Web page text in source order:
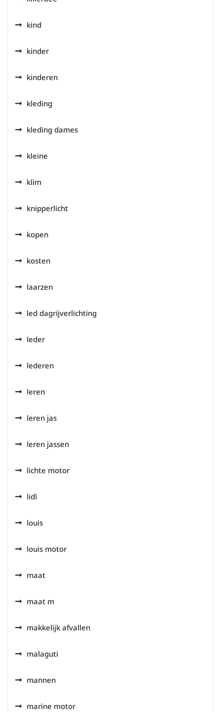
kind
kinder
kinderen
kleding
kleding dames
kleine
klim
knipperlicht
kopen
kosten
laarzen
led dagrijverlichting
leder
lederen
leren
leren jas
leren jassen
lichte motor
lidl
louis
louis motor
maat
maat m
makkelijk afvallen
malaguti
mannen
marine motor